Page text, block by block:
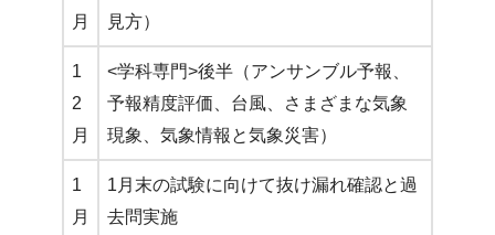
月
見方）
1
2
月
<学科専門>後半（アンサンブル予報、
予報精度評価、台風、さまざまな気象
現象、気象情報と気象災害）
1
月
1月末の試験に向けて抜け漏れ確認と過
去問実施